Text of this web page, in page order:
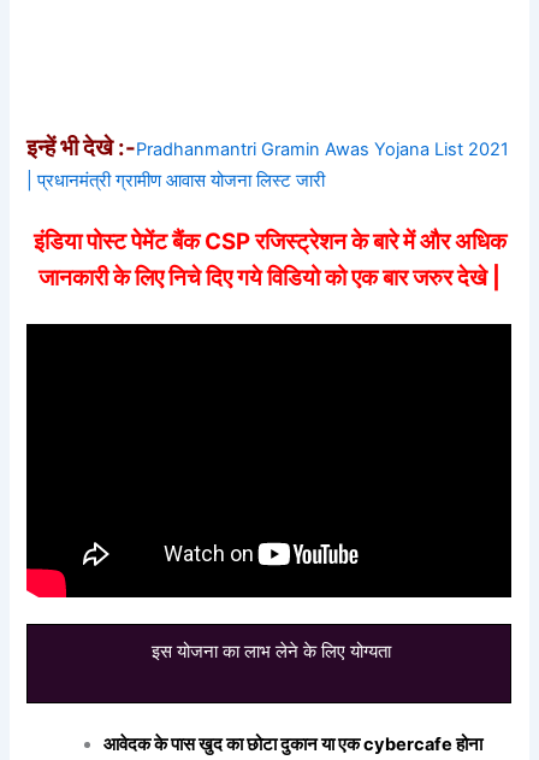
इन्हें भी देखे :-Pradhanmantri Gramin Awas Yojana List 2021
| प्रधानमंत्री ग्रामीण आवास योजना लिस्ट जारी
इंडिया पोस्ट पेमेंट बैंक CSP रजिस्ट्रेशन के बारे में और अधिक
जानकारी के लिए निचे दिए गये विडियो को एक बार जरुर देखे |
इस योजना का लाभ लेने के लिए योग्यता
आवेदक के पास खुद का छोटा दुकान या एक cybercafe होना